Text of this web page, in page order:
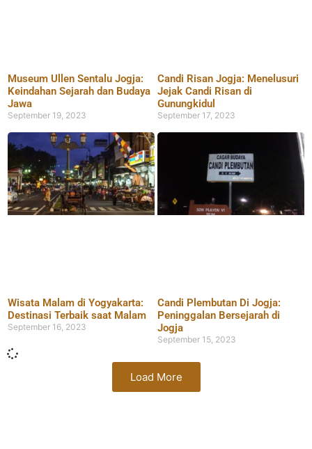
Museum Ullen Sentalu Jogja:
Keindahan Sejarah dan Budaya
Jawa
September 19, 2023
Candi Risan Jogja: Menelusuri
Jejak Candi Risan di
Gunungkidul
September 17, 2023
Wisata Malam di Yogyakarta:
Destinasi Terbaik saat Malam
September 16, 2023
Candi Plembutan Di Jogja:
Peninggalan Bersejarah di
Jogja
September 15, 2023
Load More